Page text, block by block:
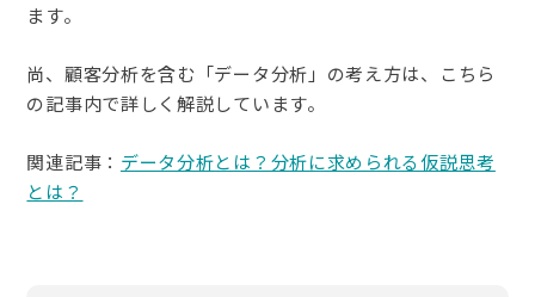
ます。
尚、顧客分析を含む「データ分析」の考え方は、こちら
の記事内で詳しく解説しています。
関連記事： データ分析とは？分析に求められる仮説思考
とは？